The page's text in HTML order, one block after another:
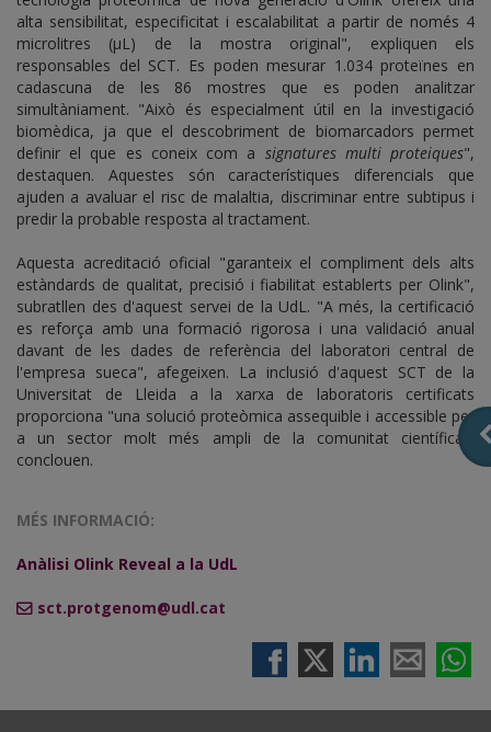
alta sensibilitat, especificitat i escalabilitat a partir de només 4
microlitres (µL) de la mostra original", expliquen els
responsables del SCT. Es poden mesurar 1.034 proteïnes en
cadascuna de les 86 mostres que es poden analitzar
simultàniament. "Això és especialment útil en la investigació
biomèdica, ja que el descobriment de biomarcadors permet
definir el que es coneix com a signatures multi proteiques",
destaquen. Aquestes són característiques diferencials que
ajuden a avaluar el risc de malaltia, discriminar entre subtipus i
predir la probable resposta al tractament.
Aquesta acreditació oficial "garanteix el compliment dels alts
estàndards de qualitat, precisió i fiabilitat establerts per Olink",
subratllen des d'aquest servei de la UdL. "A més, la certificació
es reforça amb una formació rigorosa i una validació anual
davant de les dades de referència del laboratori central de
l'empresa sueca", afegeixen. La inclusió d'aquest SCT de la
Universitat de Lleida a la xarxa de laboratoris certificats
proporciona "una solució proteòmica assequible i accessible per
a un sector molt més ampli de la comunitat científica",
conclouen.
MÉS INFORMACIÓ:
Anàlisi Olink Reveal a la UdL
sct.protgenom@udl.cat